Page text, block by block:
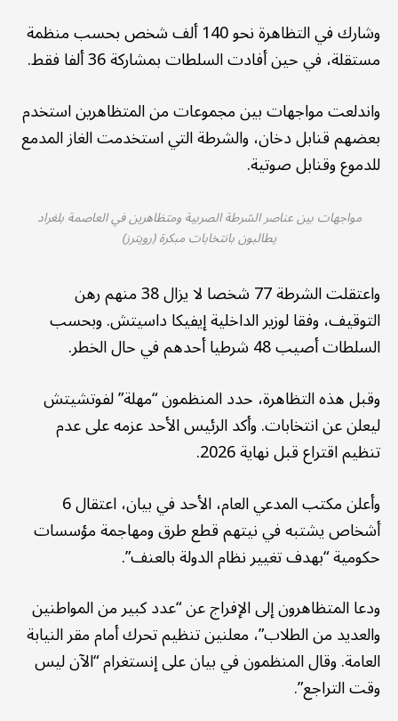
وشارك في التظاهرة نحو 140 ألف شخص بحسب منظمة
مستقلة، في حين أفادت السلطات بمشاركة 36 ألفا فقط.
واندلعت مواجهات بين مجموعات من المتظاهرين استخدم
بعضهم قنابل دخان، والشرطة التي استخدمت الغاز المدمع
للدموع وقنابل صوتية.
مواجهات بين عناصر الشرطة الصربية ومتظاهرين في العاصمة بلغراد
يطالبون بانتخابات مبكرة (رويترز)
واعتقلت الشرطة 77 شخصا لا يزال 38 منهم رهن
التوقيف، وفقا لوزير الداخلية إيفيكا داسيتش. وبحسب
السلطات أصيب 48 شرطيا أحدهم في حال الخطر.
وقبل هذه التظاهرة، حدد المنظمون “مهلة” لفوتشيتش
ليعلن عن انتخابات. وأكد الرئيس الأحد عزمه على عدم
تنظيم اقتراع قبل نهاية 2026.
وأعلن مكتب المدعي العام، الأحد في بيان، اعتقال 6
أشخاص يشتبه في نيتهم قطع طرق ومهاجمة مؤسسات
حكومية “بهدف تغيير نظام الدولة بالعنف”.
ودعا المتظاهرون إلى الإفراج عن “عدد كبير من المواطنين
والعديد من الطلاب”، معلنين تنظيم تحرك أمام مقر النيابة
العامة. وقال المنظمون في بيان على إنستغرام “الآن ليس
وقت التراجع”.